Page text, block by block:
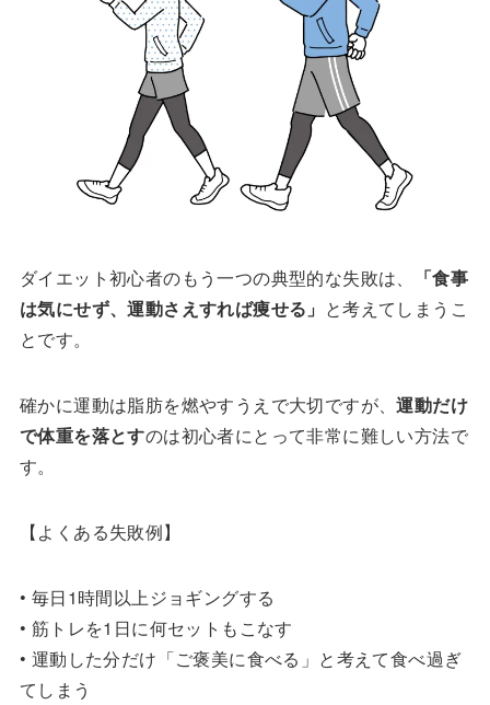
ダイエット初心者のもう一つの典型的な失敗は、
「食事
は気にせず、運動さえすれば痩せる」 と考えてしまうこ
とです。
確かに運動は脂肪を燃やすうえで大切ですが、運動だけ
で体重を落とすのは初心者にとって非常に難しい方法で
す。
【よくある失敗例】
• 毎日1時間以上ジョギングする
• 筋トレを1日に何セットもこなす
• 運動した分だけ「ご褒美に食べる」と考えて食べ過ぎ
てしまう